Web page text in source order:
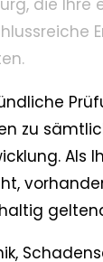
zu
Als